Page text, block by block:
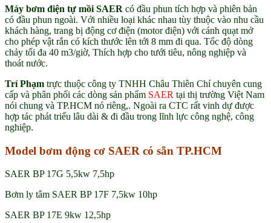
Máy bơm điện tự mồi SAER có đầu phun tích hợp và phiên bản
có đầu phun ngoài. Với nhiều loại khác nhau tùy thuộc vào nhu cầu
khách hàng, trang bị động cơ điện (motor điện) với cánh quạt mở
cho phép vật rắn có kích thước lên tới 8 mm đi qua. Tốc độ dòng
chảy tối đa 40 m3/giờ, Thích hợp cho tưới tiêu, nông nghiệp và
thoát nước.
Trí Phạm trực thuộc công ty TNHH Châu Thiên Chí chuyên cung
cấp và phân phối các dòng sản phẩm SAER tại thị trường Việt Nam
nói chung và TP.HCM nó riêng,. Ngoài ra CTC rất vinh dự được
hợp tác phát triểu lâu dài & đi đầu trong lĩnh lực công nghệ, công
nghiệp.
Model bơm động cơ SAER có sẵn TP.HCM
SAER BP 17G 5,5kw 7,5hp
Bơm ly tâm SAER BP 17F 7,5kw 10hp
SAER BP 17E 9kw 12,5hp